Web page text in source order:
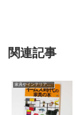
関連記事
家具やインテリアやプロダクトの話